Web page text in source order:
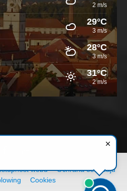
2 m/s
29°C
3 m/s
28°C
3 m/s
31°C
2 m/s
webu
Ochrana os. údajů
Cookies